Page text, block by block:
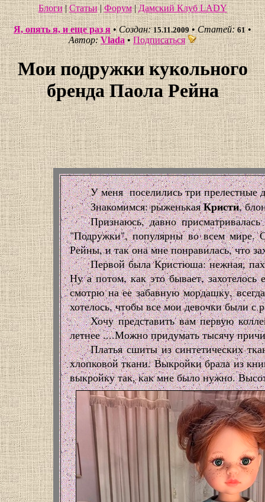
Блоги|Статьи|Форум|Дамский Клуб LADY
Я, опять я, и еще раз я•Создан: 15.11.2009•Статей: 61•
Автор: Vlada•Подписаться
Мои подружки кукольного
бренда Паола Рейна
У меня поселились три прелестные
Знакомимся: рыженькаяКристи,
Признаюсь, давно
"Подружки", популярны во всем мире.
Рейны, и так она мне понравилась, что
Первой была Кристюша: нежная,
Ну а потом, как это бывает,
смотрю на ее забавную мордашку,
хотелось, чтобы все мои девочки были
Хочу представить вам первую
летнее ....Можно придумать тысячу
Платья сшиты из синтетических
хлопковой ткани. Выкройки брала из
выкройку так, как мне было нужно.